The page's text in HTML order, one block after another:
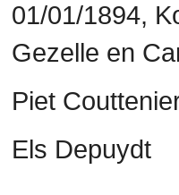
01/01/1894,
Gezelle en
Piet
Els Depuydt